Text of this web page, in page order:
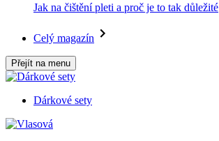
Jak na čištění pleti a proč je to tak důležité
Celý magazín
Přejít na menu
Dárkové sety